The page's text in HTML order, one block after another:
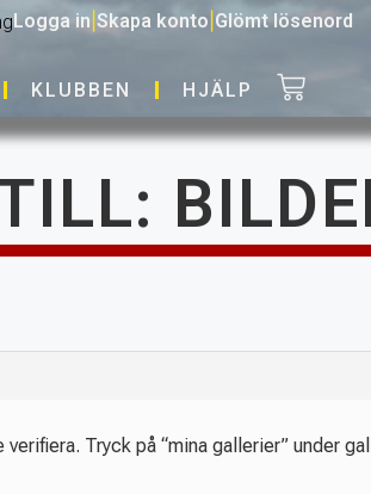
Logga in Skapa konto Glömt lösenord
KLUBBEN HJÄLP
verifiera. Tryck på “mina gallerier” under